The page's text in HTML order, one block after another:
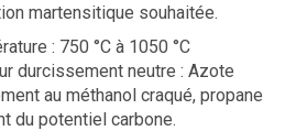
martensitique souhaitée.
: 750 °C à 1050 °C
durcissement neutre : Azote
au méthanol craqué, propane
du potentiel carbone.